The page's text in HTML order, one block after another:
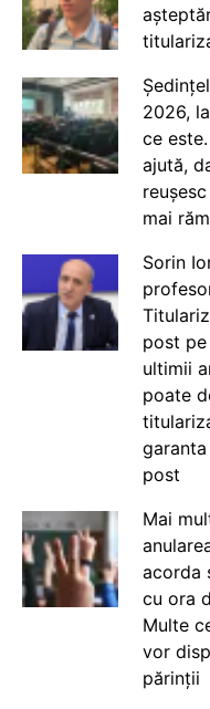
2026,
ce
ajută,
mai
Sorin
post
ultimii
poate
post
Mai
acorda
cu ora
Multe
vor
părinții